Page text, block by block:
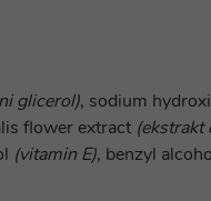
glicerol), sodium
flower extract (ekstrakt
(vitamin E), benzyl